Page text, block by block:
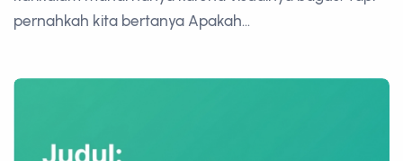
pernahkah kita bertanya Apakah...